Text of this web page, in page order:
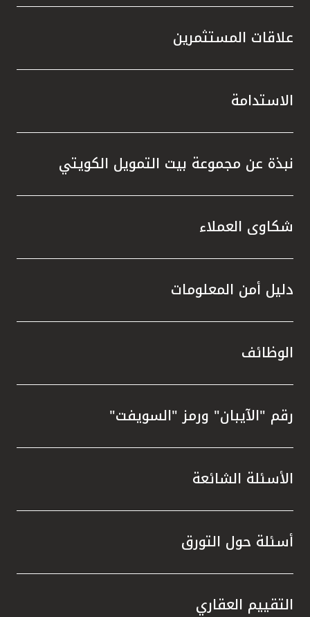
علاقات المستثمرين
الاستدامة
نبذة عن مجموعة بيت التمويل الكويتي
شكاوى العملاء
دليل أمن المعلومات
الوظائف
رقم "الآيبان" ورمز "السويفت"
الأسئلة الشائعة
أسئلة حول التورق
التقييم العقاري